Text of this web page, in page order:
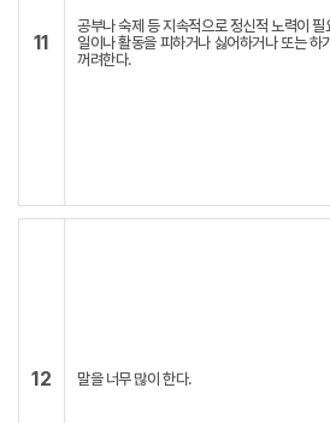
11
공부나 숙제 등 지속적으로 정신적 노력이 필
일이나 활동을 피하거나 싫어하거나 또는 하
꺼려한다.
12 말을 너무 많이 한다.